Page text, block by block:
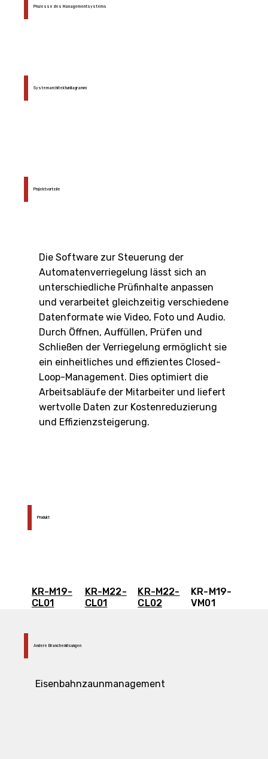
Prozesse des Managementsystems
Systemarchitekturdiagramm
Projektvorteile
Die Software zur Steuerung der
Automatenverriegelung lässt sich an
unterschiedliche Prüfinhalte anpassen
und verarbeitet gleichzeitig verschiedene
Datenformate wie Video, Foto und Audio.
Durch Öffnen, Auffüllen, Prüfen und
Schließen der Verriegelung ermöglicht sie
ein einheitliches und effizientes Closed-
Loop-Management. Dies optimiert die
Arbeitsabläufe der Mitarbeiter und liefert
wertvolle Daten zur Kostenreduzierung
und Effizienzsteigerung.
Produkt
KR-M19-
CL01
KR-M22-
CL01
KR-M22-
CL02
KR-M19-
VM01
Andere Branchenlösungen
Eisenbahnzaunmanagement